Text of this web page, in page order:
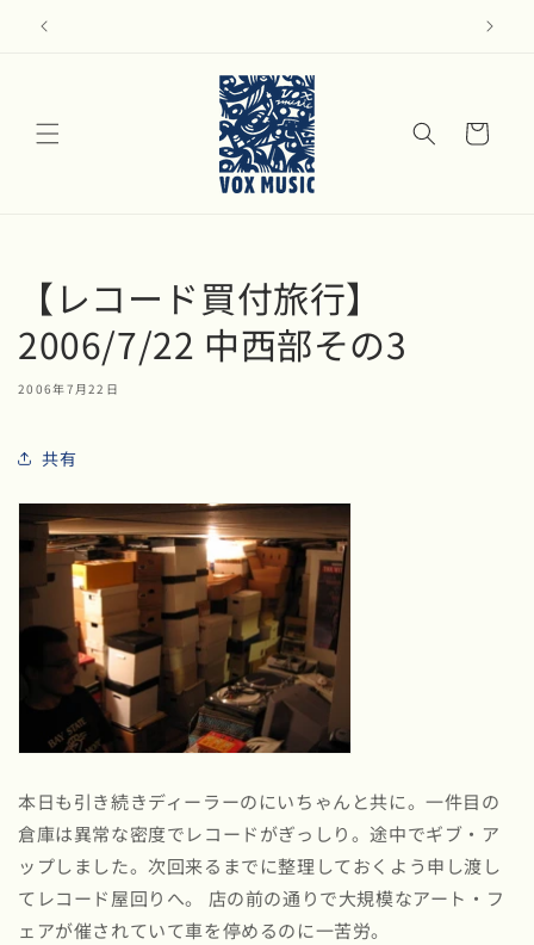
ンツに
ー
【レコード買付旅行】
2006/7/22 中西部その3
2006年7月22日
共有
本日も引き続きディーラーのにいちゃんと共に。一件目の
倉庫は異常な密度でレコードがぎっしり。途中でギブ・ア
ップしました。次回来るまでに整理しておくよう申し渡し
てレコード屋回りへ。 店の前の通りで大規模なアート・フ
ェアが催されていて車を停めるのに一苦労。